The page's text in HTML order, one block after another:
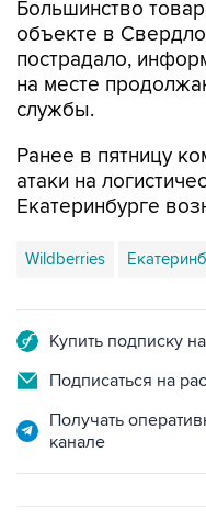
пострадало,
на месте
службы.
Ранее в пятницу
Екатеринбурге
Wildberries
Подписаться на
Получать